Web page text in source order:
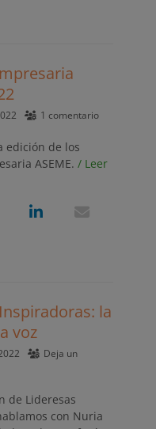
1 comentario
edición de los
ASEME. / Leer
la
voz
Deja un
de Lideresas
con Nuria